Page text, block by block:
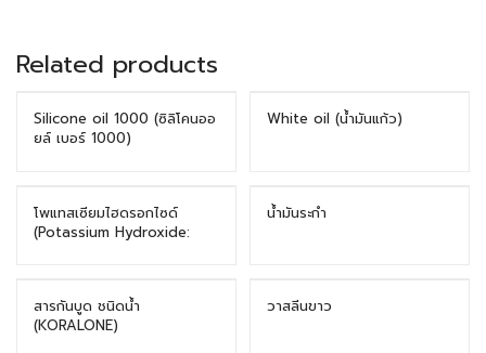
Related products
Silicone oil 1000 (ซิลิโคนออ
ยล์ เบอร์ 1000)
White oil (น้ำมันแก้ว)
โพแทสเซียมไฮดรอกไซด์
(Potassium Hydroxide:
น้ำมันระกำ
สารกันบูด ชนิดน้ำ
(KORALONE)
วาสลีนขาว